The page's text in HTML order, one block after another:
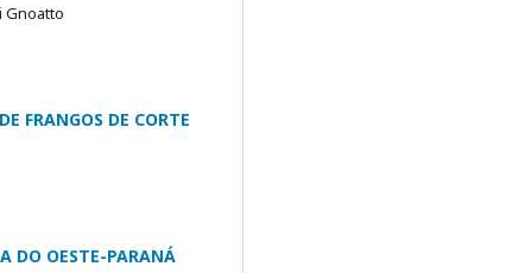
Gnoatto
FRANGOS DE CORTE
DO OESTE-PARANÁ